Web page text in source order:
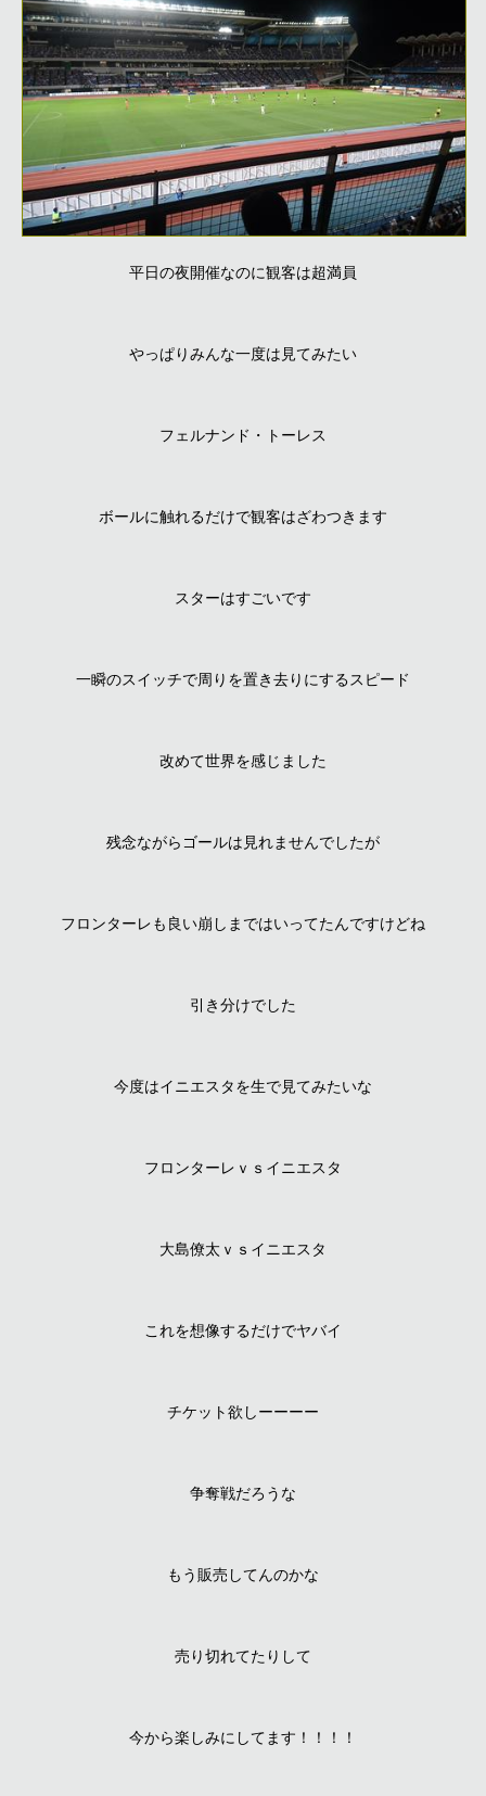
平日の夜開催なのに観客は超満員
やっぱりみんな一度は見てみたい
フェルナンド・トーレス
ボールに触れるだけで観客はざわつきます
スターはすごいです
一瞬のスイッチで周りを置き去りにするスピード
改めて世界を感じました
残念ながらゴールは見れませんでしたが
フロンターレも良い崩しまではいってたんですけどね
引き分けでした
今度はイニエスタを生で見てみたいな
フロンターレｖｓイニエスタ
大島僚太ｖｓイニエスタ
これを想像するだけでヤバイ
チケット欲しーーーー
争奪戦だろうな
もう販売してんのかな
売り切れてたりして
今から楽しみにしてます！！！！